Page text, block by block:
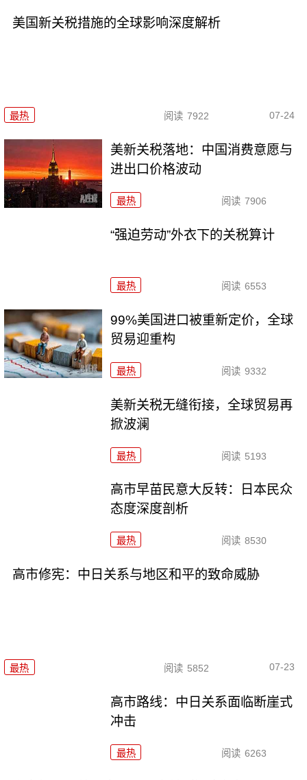
美国新关税措施的全球影响深度解析
最热 阅读 7922 07-24
美新关税落地：中国消费意愿与
进出口价格波动
最热 阅读 7906
“强迫劳动”外衣下的关税算计
最热 阅读 6553
99%美国进口被重新定价，全球
贸易迎重构
最热 阅读 9332
美新关税无缝衔接，全球贸易再
掀波澜
最热 阅读 5193
高市早苗民意大反转：日本民众
态度深度剖析
最热 阅读 8530
高市修宪：中日关系与地区和平的致命威胁
最热 阅读 5852 07-23
高市路线：中日关系面临断崖式
冲击
最热 阅读 6263